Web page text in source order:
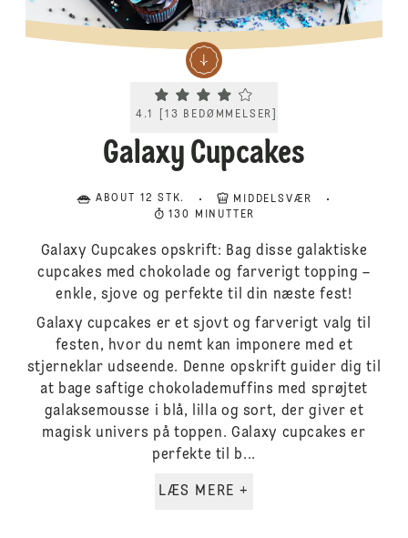
Current rating 4.1. Click to rate.
4.1 [13 BEDØMMELSER
Galaxy Cupcakes
ABOUT 12 STK.
MIDDELSVÆR
130 MINUTTER
Galaxy Cupcakes opskrift: Bag disse galaktiske
cupcakes med chokolade og farverigt topping –
enkle, sjove og perfekte til din næste fest!
Galaxy cupcakes er et sjovt og farverigt valg til
festen, hvor du nemt kan imponere med et
stjerneklar udseende. Denne opskrift guider dig til
at bage saftige chokolademuffins med sprøjtet
galaksemousse i blå, lilla og sort, der giver et
magisk univers på toppen. Galaxy cupcakes er
perfekte til b...
LÆS MERE +